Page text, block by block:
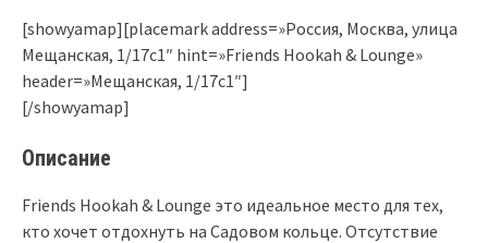
[showyamap][placemark address=»Россия, Москва, улица
Мещанская, 1/17с1″ hint=»Friends Hookah & Lounge»
header=»Мещанская, 1/17с1″]
[/showyamap]
Описание
Friends Hookah & Lounge это идеальное место для тех,
кто хочет отдохнуть на Садовом кольце. Отсутствие